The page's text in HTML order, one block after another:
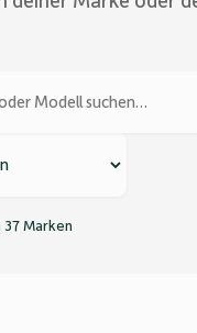
Marken